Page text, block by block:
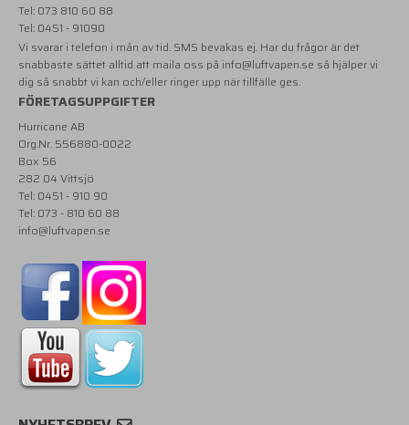
Tel: 073 810 60 88
Tel: 0451 - 91090
Vi svarar i telefon i mån av tid. SMS bevakas ej. Har du frågor är det
snabbaste sättet alltid att maila oss på info@luftvapen.se så hjälper vi
dig så snabbt vi kan och/eller ringer upp när tillfälle ges.
FÖRETAGSUPPGIFTER
Hurricane AB
Org.Nr. 556880-0022
Box 56
282 04 Vittsjö
Tel: 0451 - 910 90
Tel: 073 - 810 60 88
info@luftvapen.se